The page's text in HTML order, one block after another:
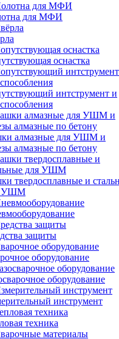
для МФИ
оснастка
интструмент и
алмазные для УШМ и
алмазные по бетону
твердосплавные и
УШМ
защиты
оборудование
оборудование
инструмент
техника